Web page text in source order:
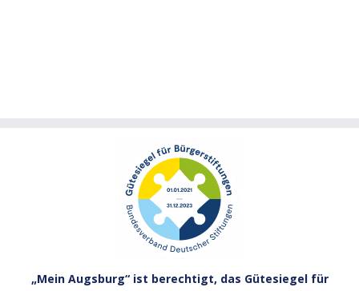
„Mein Augsburg“ ist berechtigt, das Gütesiegel für